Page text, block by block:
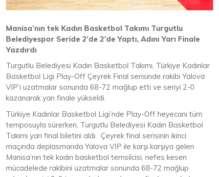
Manisa’nın tek Kadın Basketbol Takımı Turgutlu
Belediyespor Seride 2’de 2’de Yaptı, Adını Yarı Finale
Yazdırdı
Turgutlu Belediyesi Kadın Basketbol Takımı, Türkiye Kadınlar
Basketbol Ligi Play-Off Çeyrek Final serisinde rakibi Yalova
VIP’i uzatmalar sonunda 68-72 mağlup etti ve seriyi 2-0
kazanarak yarı finale yükseldi.
Türkiye Kadınlar Basketbol Ligi’nde Play-Off heyecanı tüm
temposuyla sürerken, Turgutlu Belediyesi Kadın Basketbol
Takımı yarı final biletini aldı. Çeyrek final serisinin ikinci
maçında deplasmanda Yalova VIP ile karşı karşıya gelen
Manisa’nın tek kadın basketbol temsilcisi, nefes kesen
mücadelede rakibini uzatmalar sonunda 68-72 mağlup